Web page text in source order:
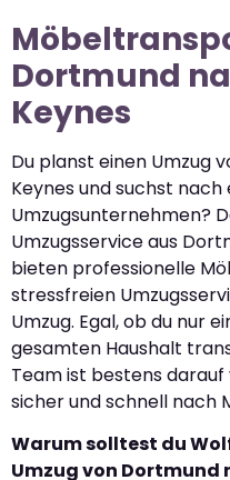
Dortmund
Keynes
Du planst einen Umzug
Keynes und suchst
Umzugsunternehmen?
Umzugsservice aus
bieten professionelle
stressfreien
Umzug. Egal, ob du nur
gesamten Haushalt
Team ist bestens
sicher und schnell nach
Warum solltest du
Umzug von Dortmund